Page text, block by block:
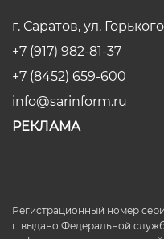
г. Саратов, ул.
+7 (917) 982-81-37
+7 (8452) 659-600
info@sarinform.ru
РЕКЛАМА
Регистрационный номер
г. выдано Федеральной